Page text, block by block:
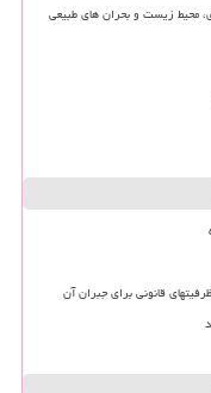
محیط زیست و بحران های طبیعی
قانونی برای جبران آن